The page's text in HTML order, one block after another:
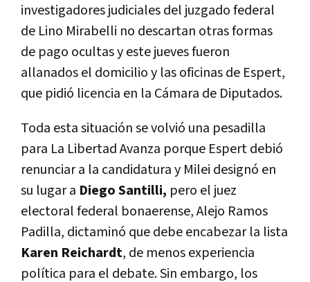
investigadores judiciales del juzgado federal
de Lino Mirabelli no descartan otras formas
de pago ocultas y este jueves fueron
allanados el domicilio y las oficinas de Espert,
que pidió licencia en la Cámara de Diputados.
Toda esta situación se volvió una pesadilla
para La Libertad Avanza porque Espert debió
renunciar a la candidatura y Milei designó en
su lugar a Diego Santilli, pero el juez
electoral federal bonaerense, Alejo Ramos
Padilla, dictaminó que debe encabezar la lista
Karen Reichardt, de menos experiencia
política para el debate. Sin embargo, los